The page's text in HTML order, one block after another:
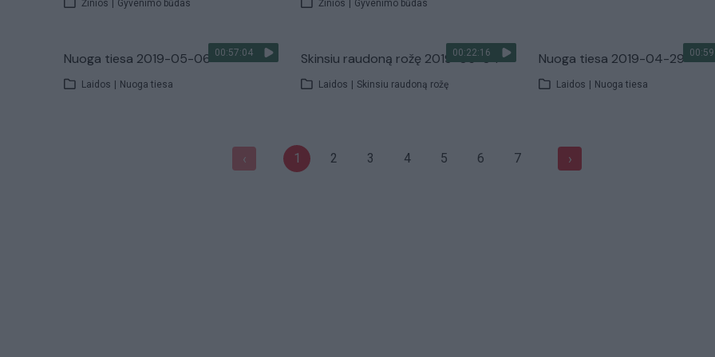
Žinios Gyvenimo būdas Žinios Gyvenimo būdas
00:57:04
Nuoga tiesa 2019-05-06
Laidos Nuoga tiesa
00:22:16
Skinsiu raudoną rožę 2019-05-04
Laidos Skinsiu raudoną rožę
Nuoga tiesa 2019-04-29
Laidos Nuoga tiesa
‹ 1 2 3 4 5 6 7 ›